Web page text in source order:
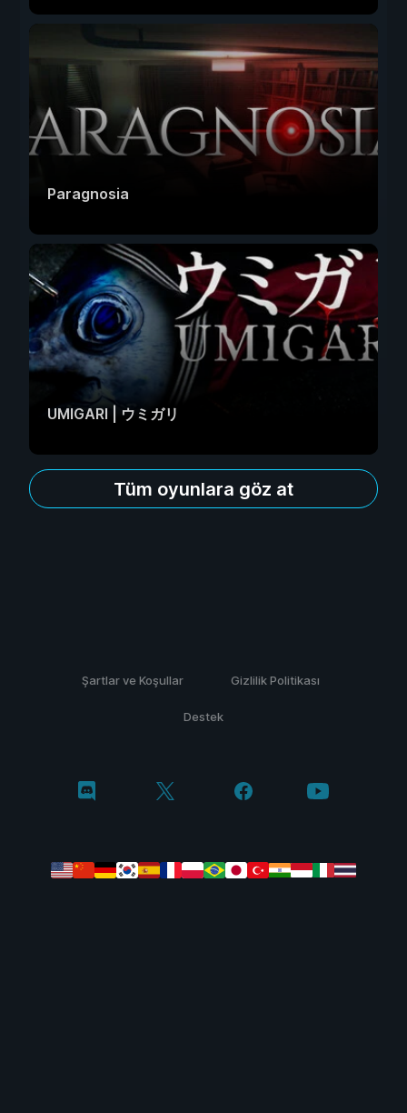
Paragnosia
UMIGARI | ウミガリ
Tüm oyunlara göz at
Şartlar ve Koşullar Gizlilik Politikası
Destek